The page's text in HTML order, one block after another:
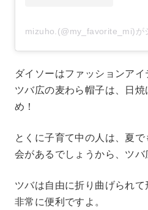
mizuho.(@my_favorite_mi)が
ダイソーはファッションアイ
ツバ広の麦わら帽子は、日
め！
とくに子育て中の人は、夏
会があるでしょうから、ツバ
ツバは自由に折り曲げられて
非常に便利ですよ。